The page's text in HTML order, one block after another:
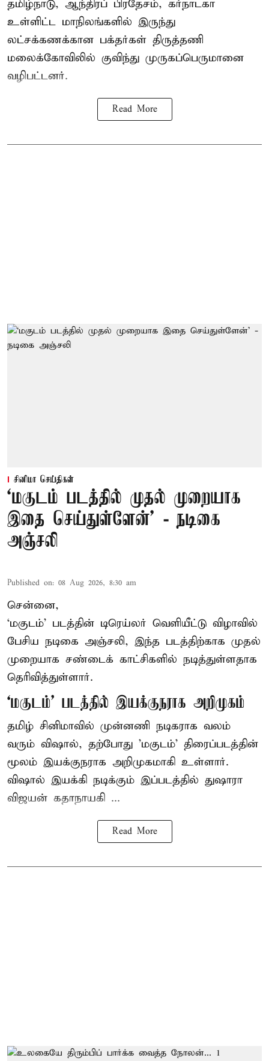
தமிழ்நாடு, ஆந்திரப் பிரதேசம், கர்நாடகா
உள்ளிட்ட மாநிலங்களில் இருந்து
லட்சக்கணக்கான பக்தர்கள் திருத்தணி
மலைக்கோவிலில் குவிந்து முருகப்பெருமானை
வழிபட்டனர்.
Read More
சினிமா செய்திகள்
‘மகுடம் படத்தில் முதல் முறையாக
இதை செய்துள்ளேன்’ - நடிகை
அஞ்சலி
Published on: 08 Aug 2026, 8:30 am
சென்னை,
‘மகுடம்’ படத்தின் டிரெய்லர் வெளியீட்டு விழாவில்
பேசிய நடிகை அஞ்சலி, இந்த படத்திற்காக முதல்
முறையாக சண்டைக் காட்சிகளில் நடித்துள்ளதாக
தெரிவித்துள்ளார்.
‘மகுடம்’ படத்தில் இயக்குநராக அறிமுகம்
தமிழ் சினிமாவில் முன்னணி நடிகராக வலம்
வரும் விஷால், தற்போது 'மகுடம்' திரைப்படத்தின்
மூலம் இயக்குநராக அறிமுகமாகி உள்ளார்.
விஷால் இயக்கி நடிக்கும் இப்படத்தில் துஷாரா
விஜயன் கதாநாயகி ...
Read More